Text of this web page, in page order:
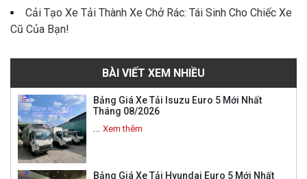
Cải Tạo Xe Tải Thành Xe Chở Rác: Tái Sinh Cho Chiếc Xe
Cũ Của Bạn!
BÀI VIẾT XEM NHIỀU
Bảng Giá Xe Tải Isuzu Euro 5 Mới Nhất
Tháng 08/2026
… Xem thêm
Bảng Giá Xe Tải Hyundai Euro 5 Mới Nhất